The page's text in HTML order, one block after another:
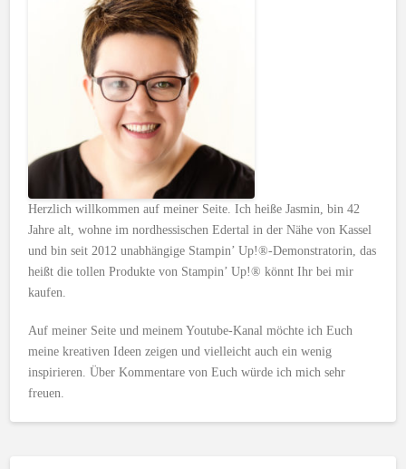
Herzlich willkommen auf meiner Seite. Ich heiße Jasmin, bin 42
Jahre alt, wohne im nordhessischen Edertal in der Nähe von Kassel
und bin seit 2012 unabhängige Stampin’ Up!®-Demonstratorin, das
heißt die tollen Produkte von Stampin’ Up!® könnt Ihr bei mir
kaufen.
Auf meiner Seite und meinem Youtube-Kanal möchte ich Euch
meine kreativen Ideen zeigen und vielleicht auch ein wenig
inspirieren. Über Kommentare von Euch würde ich mich sehr
freuen.